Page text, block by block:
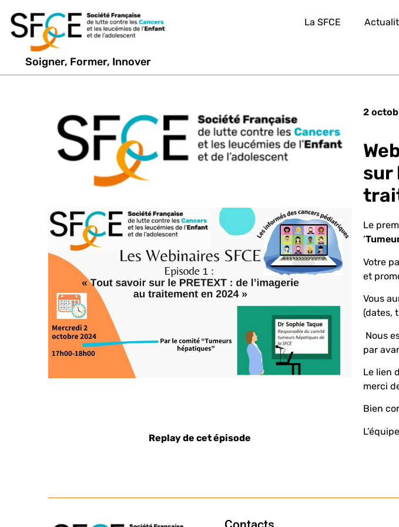
Soigner, Former, Innover
La SFCE
Replay de cet épisode
2
sur
Le
‘
Votre
et
Vous
(dates,
Nous
par
Le lien
merci
Bien